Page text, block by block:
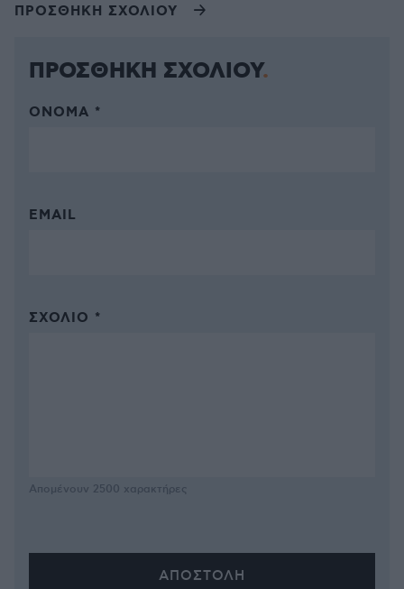
ΠΡΟΣΘΗΚΗ ΣΧΟΛΙΟΥ
ΠΡΟΣΘΗΚΗ ΣΧΟΛΙΟΥ
ΌΝΟΜΑ *
EMAIL
ΣΧΌΛΙΟ *
Απομένουν 2500 χαρακτήρες